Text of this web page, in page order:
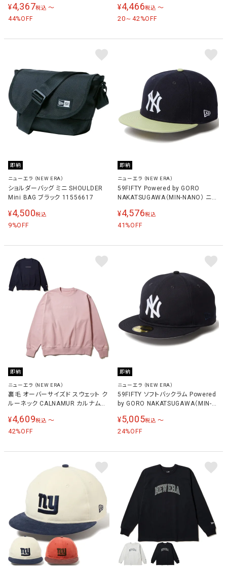
¥4,367税込 〜
44%OFF
¥4,466税込 〜
20～42 %OFF
即納
ニューエラ（NEW ERA）
ショルダーバッグ ミニ SHOULDER
Mini BAG ブラック 11556617
¥4,500税込
9%OFF
即納
ニューエラ（NEW ERA）
59FIFTY Powered by GORO
NAKATSUGAWA（MIN-NANO） ニュ
ズ レディース キャップ ネイビー/ラ
イトグリーン 14703383 NVY
¥4,576税込
41 %OFF
即納
ニューエラ（NEW ERA）
裏毛 オーバーサイズド スウェット ク
ルーネック CALNAMUR カルナムー
¥4,609税込 〜
42%OFF
即納
ニューエラ（NEW ERA）
59FIFTY ソフトバックラム Powered
by GORO NAKATSUGAWA（MIN-
ンズ レディース キャップ ネイビー
14703378 NVY
¥5,005税込 〜
24%OFF